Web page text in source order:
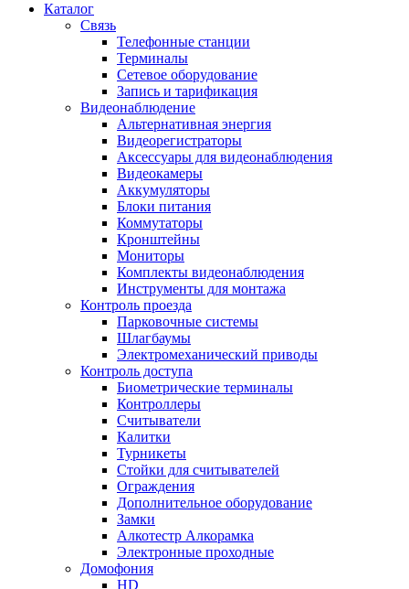
Каталог
Связь
Телефонные станции
Терминалы
Сетевое оборудование
Запись и тарификация
Видеонаблюдение
Альтернативная энергия
Видеорегистраторы
Аксессуары для видеонаблюдения
Видеокамеры
Аккумуляторы
Блоки питания
Коммутаторы
Кронштейны
Мониторы
Комплекты видеонаблюдения
Инструменты для монтажа
Контроль проезда
Парковочные системы
Шлагбаумы
Электромеханический приводы
Контроль доступа
Биометрические терминалы
Контроллеры
Считыватели
Калитки
Турникеты
Стойки для считывателей
Ограждения
Дополнительное оборудование
Замки
Алкотестр Алкорамка
Электронные проходные
Домофония
HD